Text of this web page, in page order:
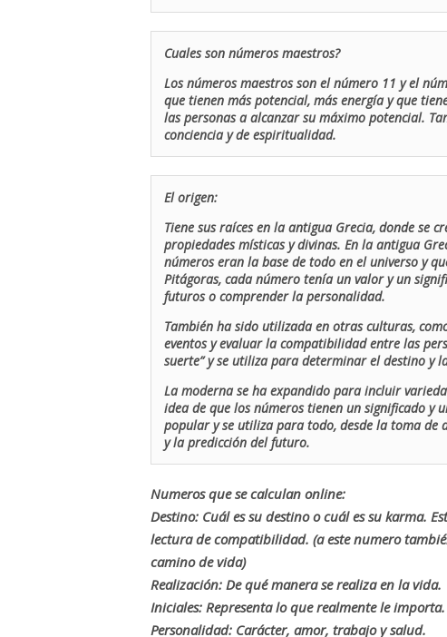
Cuales son números maestros?
Los números maestros son el número 11 y el
que tienen más potencial, más energía y que
las personas a alcanzar su máximo potencial.
conciencia y de espiritualidad.
El origen:
Tiene sus raíces en la antigua Grecia, donde se
propiedades místicas y divinas. En la antigua
números eran la base de todo en el universo y
Pitágoras, cada número tenía un valor y un
futuros o comprender la personalidad.
También ha sido utilizada en otras culturas,
eventos y evaluar la compatibilidad entre las
suerte” y se utiliza para determinar el destino y
La moderna se ha expandido para incluir
idea de que los números tienen un significado y
popular y se utiliza para todo, desde la toma de
y la predicción del futuro.
Numeros que se calculan online:
Destino: Cuál es su destino o cuál es su karma.
lectura de compatibilidad. (a este numero
camino de vida)
Realización: De qué manera se realiza en la vida.
Iniciales: Representa lo que realmente le importa.
Personalidad: Carácter, amor, trabajo y salud.